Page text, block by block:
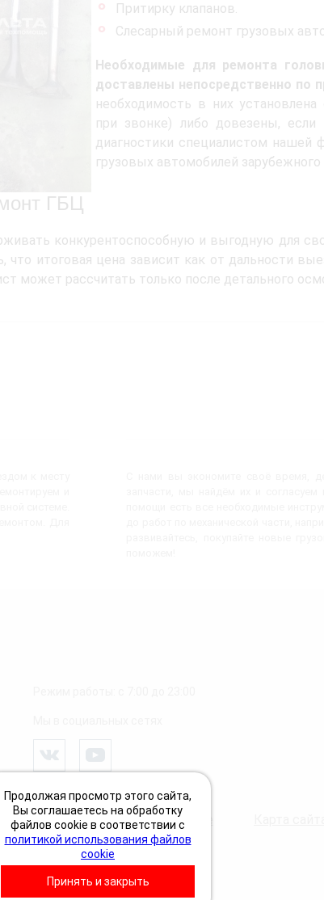
Притирку клапанов.
Слесарный ремонт грузовых
Необходимые для ремонта
доставлены непосредственно по
необходимость в них
при звонке) либо довезены,
диагностики специалистом нашей
грузовых автомобилей
ГБЦ
конкурентоспособную и выгодную для
итоговая цена зависит как от дальности
может рассчитать только после детального
Пользовательское соглашение
24 Вольта»
Продолжая просмотр этого сайта,
Вы соглашаетесь на обработку
файлов cookie в соответствии с
политикой использования файлов
cookie
Принять и закрыть